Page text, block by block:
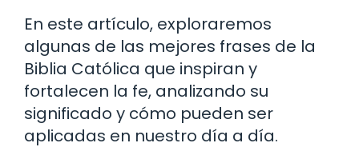
En este artículo, exploraremos
algunas de las mejores frases de la
Biblia Católica que inspiran y
fortalecen la fe, analizando su
significado y cómo pueden ser
aplicadas en nuestro día a día.